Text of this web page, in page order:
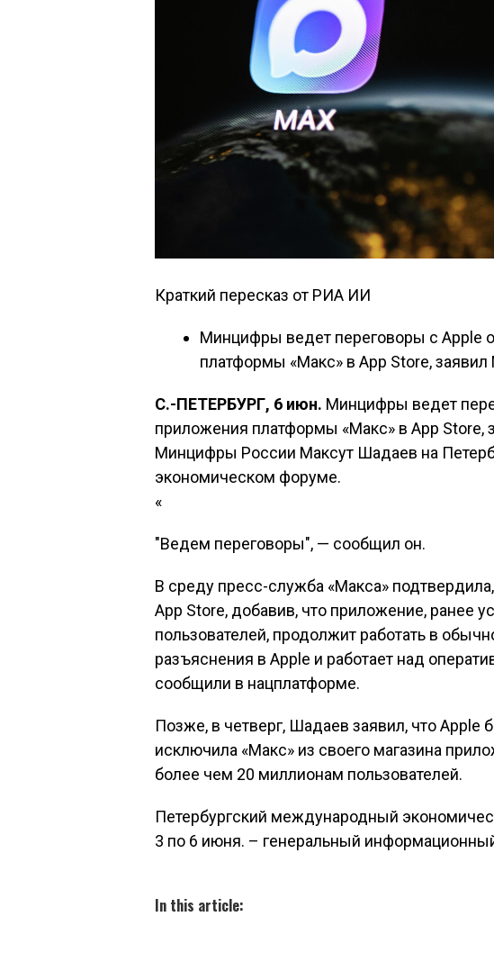
Краткий пересказ от РИА ИИ
Минцифры ведет переговоры с Apple
платформы «Макс» в App Store,
С.-ПЕТЕРБУРГ, 6 июн. Минцифры ведет
приложения платформы «Макс» в App Store,
Минцифры России Максут Шадаев на
экономическом форуме.
«
"Ведем переговоры", — сообщил он.
В среду пресс-служба «Макса»
App Store, добавив, что приложение, ранее
пользователей, продолжит работать в
разъяснения в Apple и работает над
сообщили в нацплатформе.
Позже, в четверг, Шадаев заявил, что Apple
исключила «Макс» из своего магазина
более чем 20 миллионам пользователей.
Петербургский международный
3 по 6 июня. – генеральный
In this article: